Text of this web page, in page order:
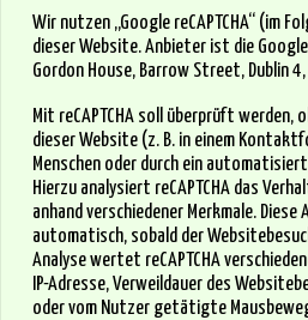
Wir nutzen „Google reCAPTCHA“ (im
dieser Website. Anbieter ist die
Gordon House, Barrow Street, Dublin
Mit reCAPTCHA soll überprüft werden,
dieser Website (z. B. in einem
Menschen oder durch ein
Hierzu analysiert reCAPTCHA das
anhand verschiedener Merkmale. Diese
automatisch, sobald der
Analyse wertet reCAPTCHA
IP-Adresse, Verweildauer des
oder vom Nutzer getätigte